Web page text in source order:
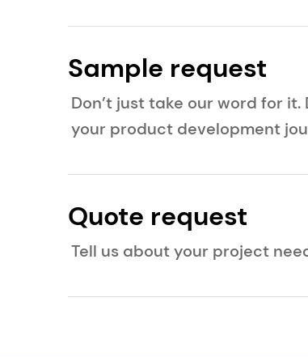
Sample request
Don’t just take our word for
your product development
Quote request
Tell us about your project